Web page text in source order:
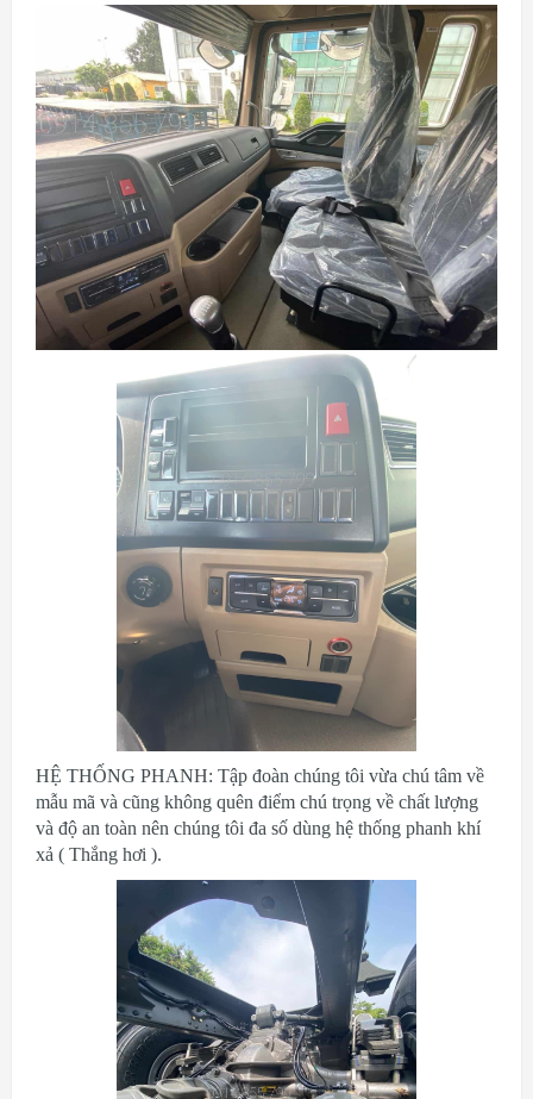
HỆ THỐNG PHANH: Tập đoàn chúng tôi vừa chú tâm về
mẫu mã và cũng không quên điểm chú trọng về chất lượng
và độ an toàn nên chúng tôi đa số dùng hệ thống phanh khí
xả ( Thắng hơi ).